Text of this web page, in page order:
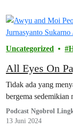
Uncategorized
All Eyes On
Tidak ada yang
bergema sedemikian
Podcast Ngobrol
13 Juni 2024